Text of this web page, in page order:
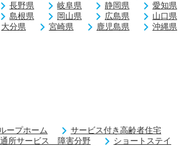
長野県 岐阜県 静岡県 愛知県
島根県 岡山県 広島県 山口県
大分県 宮崎県 鹿児島県 沖縄県
ープホーム
サービス付き高齢者住宅
通所サービス 障害分野
ショートステイ